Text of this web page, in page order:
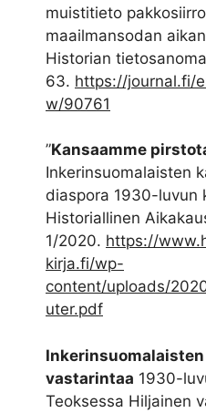
muistitieto
maailmansodan
Historian
63. https://journal.fi/
w/90761
”Kansaamme
Inkerinsuomalaisten
diaspora 1930-luvun
Historiallinen
1/2020. https://
kirja.fi/wp-
content/uploads/
uter.pdf
vastarintaa 1930-
Teoksessa Hiljainen